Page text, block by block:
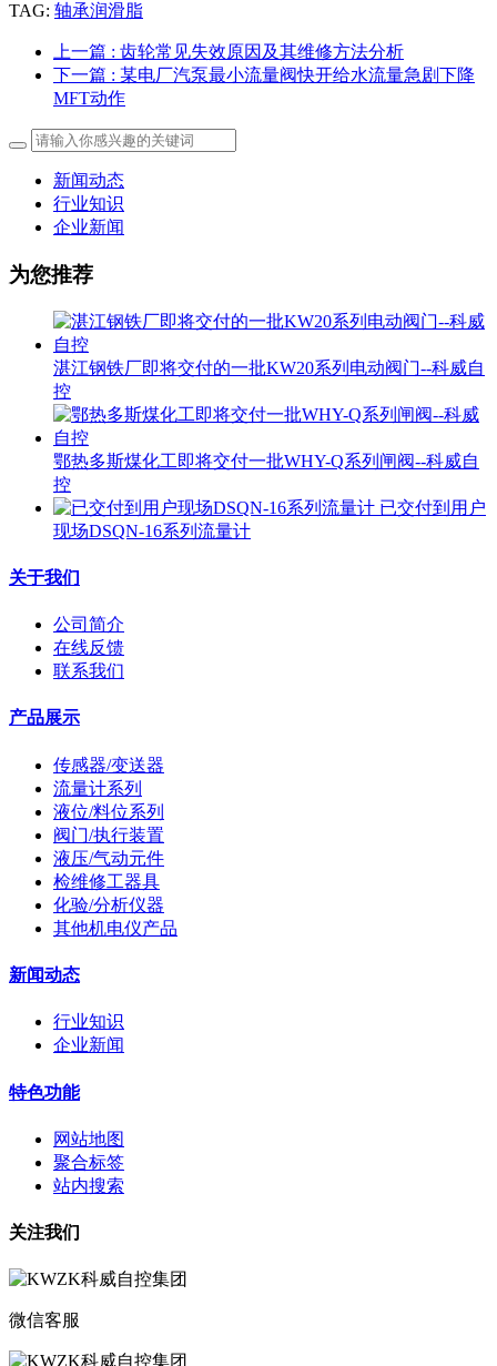
TAG: 轴承润滑脂
上一篇 : 齿轮常见失效原因及其维修方法分析
下一篇 : 某电厂汽泵最小流量阀快开给水流量急剧下降
MFT动作
新闻动态
行业知识
企业新闻
为您推荐
湛江钢铁厂即将交付的一批KW20系列电动阀门--科威自
控
鄂热多斯煤化工即将交付一批WHY-Q系列闸阀--科威自
控
已交付到用户
现场DSQN-16系列流量计
关于我们
公司简介
在线反馈
联系我们
产品展示
传感器/变送器
流量计系列
液位/料位系列
阀门/执行装置
液压/气动元件
检维修工器具
化验/分析仪器
其他机电仪产品
新闻动态
行业知识
企业新闻
特色功能
网站地图
聚合标签
站内搜索
关注我们
微信客服